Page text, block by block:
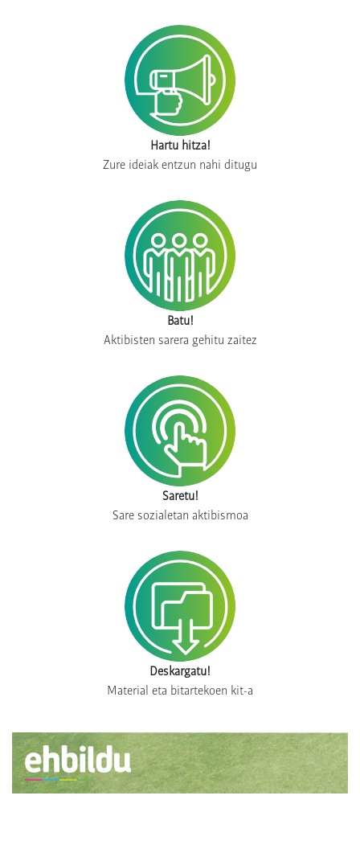
Hartu hitza!
Zure ideiak entzun nahi ditugu
Batu!
Aktibisten sarera gehitu zaitez
Saretu!
Sare sozialetan aktibismoa
Deskargatu!
Material eta bitartekoen kit-a